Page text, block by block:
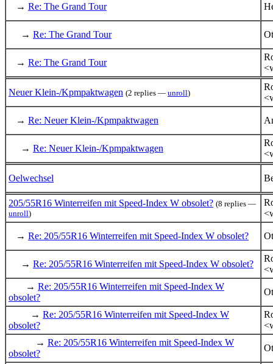
→ Re: The Grand Tour
→ Re: The Grand Tour
→ Re: The Grand Tour
Neuer Klein-/Kpmpaktwagen (2 replies — unroll)
→ Re: Neuer Klein-/Kpmpaktwagen
→ Re: Neuer Klein-/Kpmpaktwagen
Oelwechsel
205/55R16 Winterreifen mit Speed-Index W obsolet? (8 replies —
unroll)
→ Re: 205/55R16 Winterreifen mit Speed-Index W obsolet?
→ Re: 205/55R16 Winterreifen mit Speed-Index W obsolet?
→ Re: 205/55R16 Winterreifen mit Speed-Index W
obsolet?
→ Re: 205/55R16 Winterreifen mit Speed-Index W
obsolet?
→ Re: 205/55R16 Winterreifen mit Speed-Index W
obsolet?